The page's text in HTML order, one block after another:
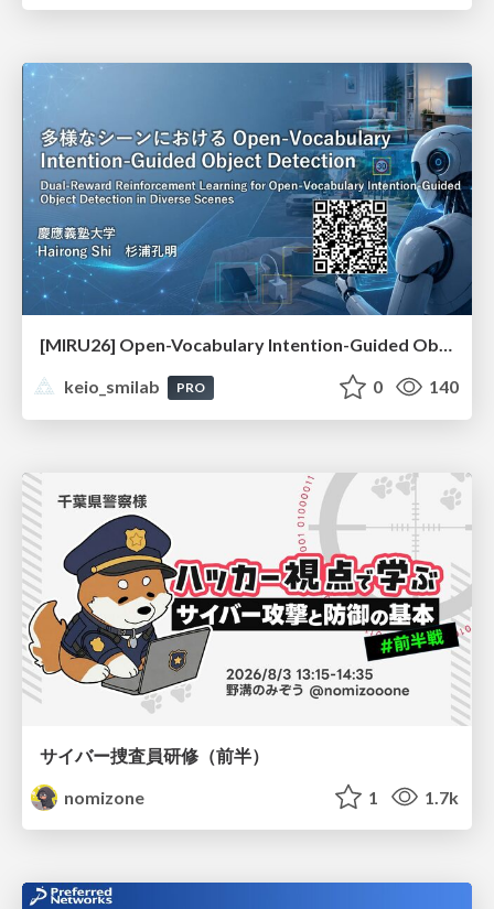
[MIRU26] Open-Vocabulary Intention-Guided Object Detection in Diverse Scenes
keio_smilab
PRO 0 140
サイバー捜査員研修（前半）
nomizone
1 1.7k